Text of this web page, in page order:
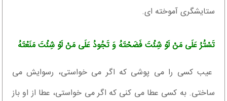
ستايشگرى آموخته ‏اى.
تَسْتُرُ عَلَى مَنْ لَوْ شِئْتَ فَضَحْتَهُ وَ تَجُودُ عَلَى مَنْ لَوْ شِئْتَ مَنَعْتَهُ‏
عيب كسى را مى ‏پوشى كه اگر مى ‏خواستى، رسوايش مى‏
ساختى. به كسى عطا مى‏ كنى كه اگر مى ‏خواستى، عطا از او باز